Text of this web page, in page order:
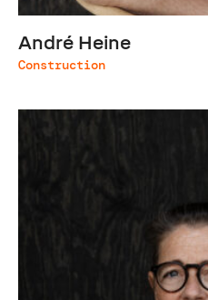
André Heine
Construction